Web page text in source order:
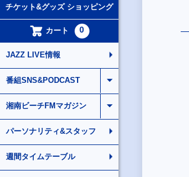
チケット&グッズ ショッピング
カート 0
JAZZ LIVE情報
番組SNS&PODCAST
湘南ビーチFMマガジン
パーソナリティ&スタッフ
週間タイムテーブル